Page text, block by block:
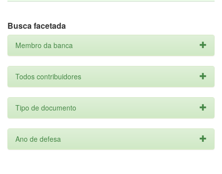
Busca facetada
Membro da banca
Todos contribuidores
Tipo de documento
Ano de defesa